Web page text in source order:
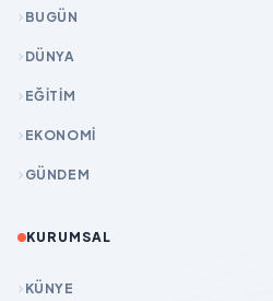
BUGÜN
DÜNYA
EĞİTİM
EKONOMİ
GÜNDEM
KURUMSAL
KÜNYE